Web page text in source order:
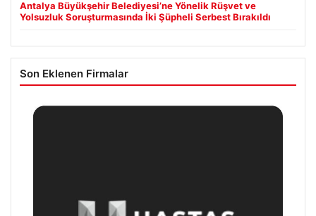
Antalya Büyükşehir Belediyesi’ne Yönelik Rüşvet ve
Yolsuzluk Soruşturmasında İki Şüpheli Serbest Bırakıldı
Son Eklenen Firmalar